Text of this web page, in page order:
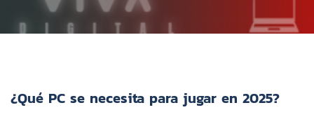
¿Qué PC se necesita para jugar en 2025?